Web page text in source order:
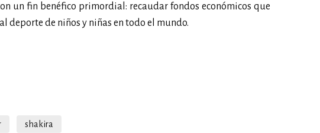
un fin benéfico primordial: recaudar fondos económicos que
deporte de niños y niñas en todo el mundo.
shakira